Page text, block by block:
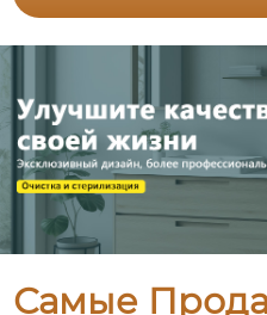
Самые